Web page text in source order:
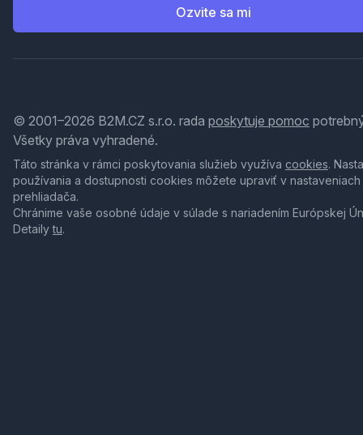
Ozvite sa mi
© 2001–2026 B2M.CZ s.r.o. rada poskytuje pomoc
Všetky práva vyhradené.
Táto stránka v rámci poskytovania služieb využíva cookies.
používania a dostupnosti cookies môžete upraviť v nastaveniach
prehliadača.
Chránime vaše osobné údaje v súlade s nariadením Európskej
Detailytu.